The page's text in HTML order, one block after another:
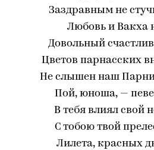
Заздравным не
Любовь и Вакха
Довольный
Цветов парнасских
Не слышен наш
Пой, юноша, —
В тебя влиял свой
С тобою твой
Лилета, красных